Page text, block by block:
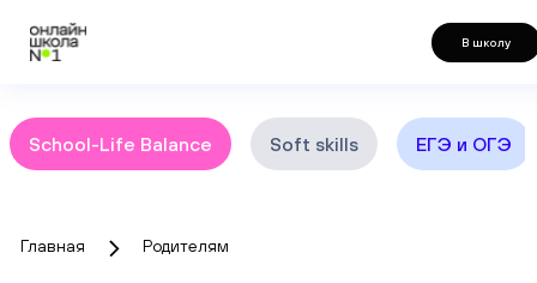
В школу
School-Life Balance Soft skills ЕГЭ и ОГЭ
Главная Родителям